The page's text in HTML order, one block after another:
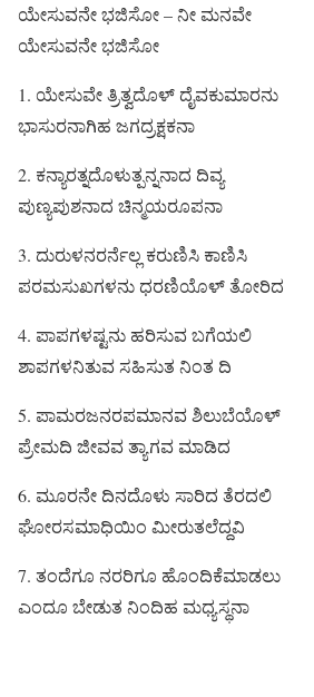
ಯೇಸುವನೇ ಭಜಿಸೋ – ನೀ ಮನವೇ
ಯೇಸುವನೇ ಭಜಿಸೋ
1. ಯೇಸುವೇ ತ್ರಿತ್ವದೊಳ್ ದೈವಕುಮಾರನು
ಭಾಸುರನಾಗಿಹ ಜಗದ್ರಕ್ಷಕನಾ
2. ಕನ್ಯಾರತ್ನದೊಳುತ್ಪನ್ನನಾದ ದಿವ್ಯ
ಪುಣ್ಯಪುಶನಾದ ಚಿನ್ಮಯರೂಪನಾ
3. ದುರುಳನರರ್ನೆಲ್ಲ ಕರುಣಿಸಿ ಕಾಣಿಸಿ
ಪರಮಸುಖಗಳನು ಧರಣಿಯೊಳ್ ತೋರಿದ
4. ಪಾಪಗಳಷ್ಟನು ಹರಿಸುವ ಬಗೆಯಲಿ
ಶಾಪಗಳನಿತುವ ಸಹಿಸುತ ನಿಂತ ದಿ
5. ಪಾಮರಜನರಪಮಾನವ ಶಿಲುಬೆಯೊಳ್
ಪ್ರೇಮದಿ ಜೀವವ ತ್ಯಾಗವ ಮಾಡಿದ
6. ಮೂರನೇ ದಿನದೊಳು ಸಾರಿದ ತೆರದಲಿ
ಘೋರಸಮಾಧಿಯಿಂ ಮೀರುತಲೆದ್ದವಿ
7. ತಂದೆಗೂ ನರರಿಗೂ ಹೊಂದಿಕೆಮಾಡಲು
ಎಂದೂ ಬೇಡುತ ನಿಂದಿಹ ಮಧ್ಯಸ್ಥನಾ